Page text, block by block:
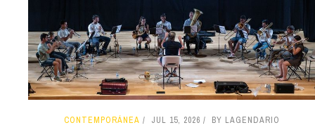
CONTEMPORÁNEA JUL 15, 2026 BY LAGENDARIO